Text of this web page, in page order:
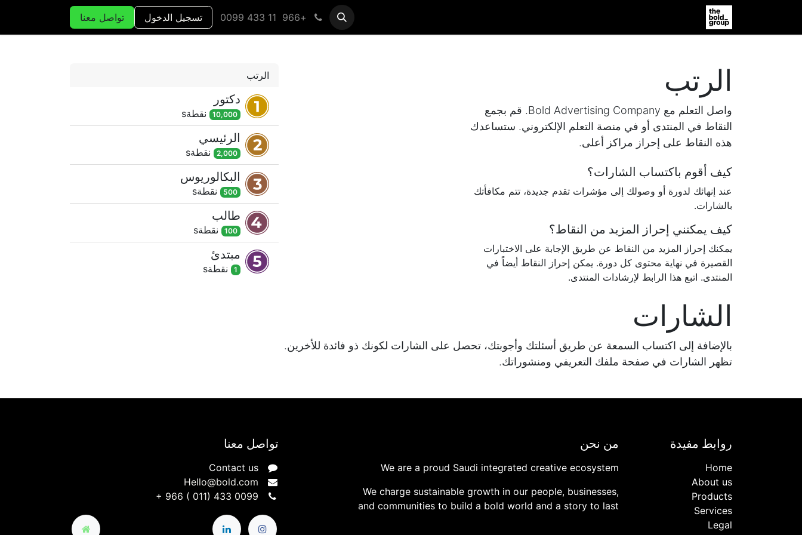
+966 11 433 0099 تسجيل الدخول تواصل معنا
الرتب
واصل التعلم مع Bold Advertising Company. قم بجمع
النقاط في المنتدى أو في منصة التعلم الإلكتروني. ستساعدك
هذه النقاط على إحراز مراكز أعلى.
كيف أقوم باكتساب الشارات؟
عند إنهائك لدورة أو وصولك إلى مؤشرات تقدم جديدة، تتم مكافأتك
بالشارات.
كيف يمكنني إحراز المزيد من النقاط؟
يمكنك إحراز المزيد من النقاط عن طريق الإجابة على الاختبارات
القصيرة في نهاية محتوى كل دورة. يمكن إحراز النقاط أيضاً في
المنتدى. اتبع هذا الرابط لإرشادات المنتدى.
الرتب
دكتور
10,000 نقطةs
الرئيسي
2,000 نقطةs
البكالوريوس
500 نقطةs
طالب
100 نقطةs
مبتدئ
1 نقطةs
الشارات
بالإضافة إلى اكتساب السمعة عن طريق أسئلتك وأجوبتك، تحصل على الشارات لكونك ذو فائدة للأخرين.
تظهر الشارات في صفحة ملفك التعريفي ومنشوراتك.
روابط مفيدة
Home
About us
Products
Services
Legal
من نحن
We are a proud Saudi integrated creative ecosystem
We charge sustainable growth in our people, businesses,
and communities to build a bold world and a story to last
تواصل معنا
Contact us
Hello@bold.com
+ 966 ( 011) 433 0099